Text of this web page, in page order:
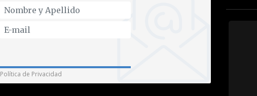
Política de Privacidad